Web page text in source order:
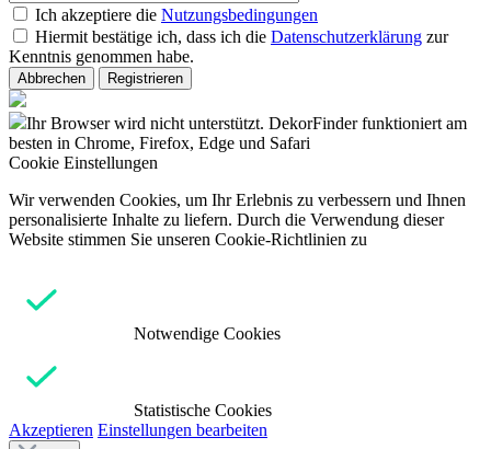
Ich akzeptiere die Nutzungsbedingungen
Hiermit bestätige ich, dass ich die Datenschutzerklärung zur
Kenntnis genommen habe.
Abbrechen Registrieren
Ihr Browser wird nicht unterstützt. DekorFinder funktioniert am
besten in Chrome, Firefox, Edge und Safari
Cookie Einstellungen
Wir verwenden Cookies, um Ihr Erlebnis zu verbessern und Ihnen
personalisierte Inhalte zu liefern. Durch die Verwendung dieser
Website stimmen Sie unseren Cookie-Richtlinien zu
Notwendige Cookies
Statistische Cookies
Akzeptieren Einstellungen bearbeiten